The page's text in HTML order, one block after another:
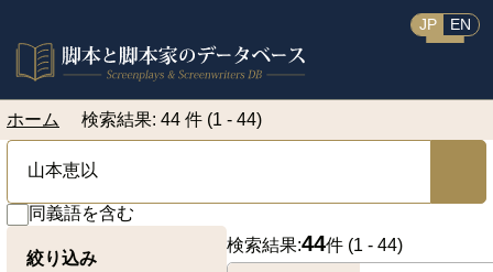
JP EN
ホーム 検索結果: 44 件 (1 - 44)
同義語を含む
絞り込み
検索結果:44件 (1 - 44)